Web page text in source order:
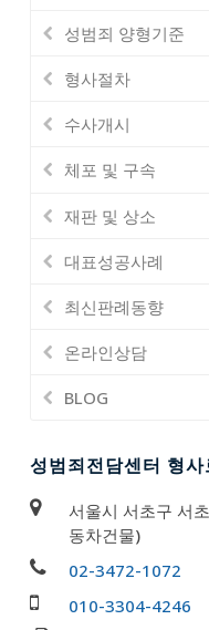
성범죄 양형기준
형사절차
수사개시
체포 및 구속
재판 및 상소
대표성공사례
최신판례동향
온라인상담
BLOG
성범죄전담센터 형사
서울시 서초구 서
동차건물)
02-3472-1072
010-3304-4246